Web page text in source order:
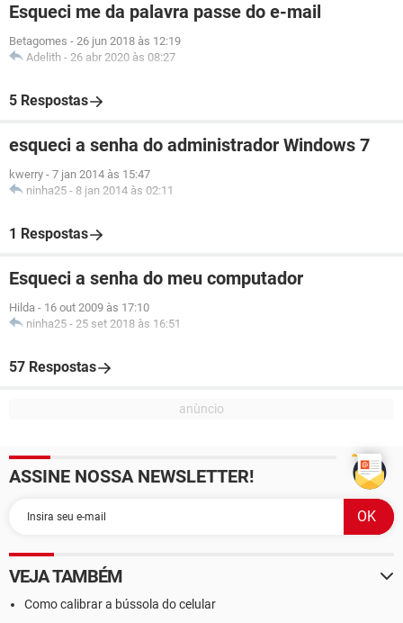
Esqueci me da palavra passe do e-mail
Betagomes - 26 jun 2018 às 12:19
Adelith - 26 abr 2020 às 08:27
5 Respostas
esqueci a senha do administrador Windows 7
kwerry - 7 jan 2014 às 15:47
ninha25 - 8 jan 2014 às 02:11
1 Respostas
Esqueci a senha do meu computador
Hilda - 16 out 2009 às 17:10
ninha25 - 25 set 2018 às 16:51
57 Respostas
ASSINE NOSSA NEWSLETTER!
VEJA TAMBÉM
Como calibrar a bússola do celular